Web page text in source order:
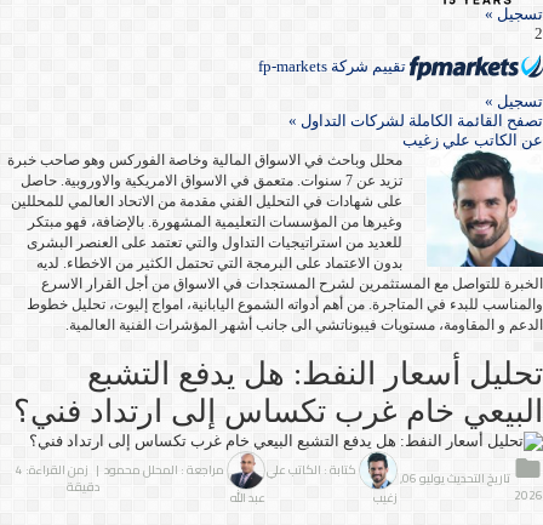
تسجيل »
2
تقييم شركة fp-markets
تسجيل »
تصفح القائمة الكاملة لشركات التداول »
عن الكاتب علي زغيب
محلل وباحث في الاسواق المالية وخاصة الفوركس وهو صاحب خبرة
تزيد عن 7 سنوات. متعمق في الاسواق الامريكية والاوروبية. حاصل
على شهادات في التحليل الفني مقدمة من الاتحاد العالمي للمحللين
وغيرها من المؤسسات التعليمية المشهورة. بالإضافة، فهو مبتكر
للعديد من استراتيجيات التداول والتي تعتمد على العنصر البشرى
بدون الاعتماد على البرمجة التي تحتمل الكثير من الاخطاء. لديه
الخبرة للتواصل مع المستثمرين لشرح المستجدات في الاسواق من أجل القرار الاسرع
والمناسب للبدء في المتاجرة. من أهم أدواته الشموع اليابانية، امواج إليوت، تحليل خطوط
الدعم و المقاومة، مستويات فيبوناتشي الى جانب أشهر المؤشرات الفنية العالمية.
تحليل أسعار النفط: هل يدفع التشبع
البيعي خام غرب تكساس إلى ارتداد فني؟
تاريخ التحديث يوليو 06,
2026
كتابة : الكاتب علي
زغيب
مراجعة : المحلل محمود
عبد الله
| زمن القراءة: 4
دقيقة